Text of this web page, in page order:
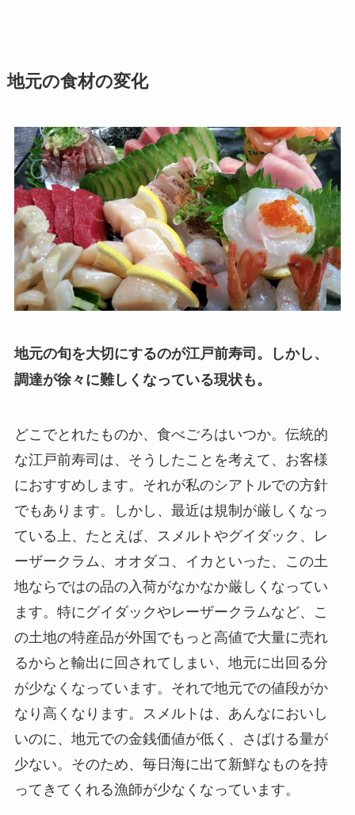
地元の食材の変化
地元の旬を大切にするのが江戸前寿司。しかし、
調達が徐々に難しくなっている現状も。
どこでとれたものか、食べごろはいつか。伝統的
な江戸前寿司は、そうしたことを考えて、お客様
におすすめします。それが私のシアトルでの方針
でもあります。しかし、最近は規制が厳しくなっ
ている上、たとえば、スメルトやグイダック、レ
ーザークラム、オオダコ、イカといった、この土
地ならではの品の入荷がなかなか厳しくなってい
ます。特にグイダックやレーザークラムなど、こ
の土地の特産品が外国でもっと高値で大量に売れ
るからと輸出に回されてしまい、地元に出回る分
が少なくなっています。それで地元での値段がか
なり高くなります。スメルトは、あんなにおいし
いのに、地元での金銭価値が低く、さばける量が
少ない。そのため、毎日海に出て新鮮なものを持
ってきてくれる漁師が少なくなっています。